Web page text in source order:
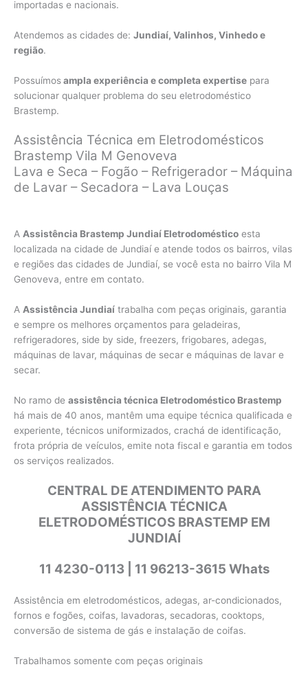
importadas e nacionais.
Atendemos as cidades de: Jundiaí, Valinhos, Vinhedo e
região.
Possuímosampla experiência e completa expertise para
solucionar qualquer problema do seu eletrodoméstico
Brastemp.
Assistência Técnica em Eletrodomésticos
Brastemp Vila M Genoveva
Lava e Seca – Fogão – Refrigerador – Máquina
de Lavar – Secadora – Lava Louças
A Assistência Brastemp Jundiaí Eletrodoméstico esta
localizada na cidade de Jundiaí e atende todos os bairros, vilas
e regiões das cidades de Jundiaí, se você esta no bairro Vila M
Genoveva, entre em contato.
A Assistência Jundiaí trabalha com peças originais, garantia
e sempre os melhores orçamentos para geladeiras,
refrigeradores, side by side, freezers, frigobares, adegas,
máquinas de lavar, máquinas de secar e máquinas de lavar e
secar.
No ramo de assistência técnica Eletrodoméstico Brastemp
há mais de 40 anos, mantêm uma equipe técnica qualificada e
experiente, técnicos uniformizados, crachá de identificação,
frota própria de veículos, emite nota fiscal e garantia em todos
os serviços realizados.
CENTRAL DE ATENDIMENTO PARA
ASSISTÊNCIA TÉCNICA
ELETRODOMÉSTICOS BRASTEMP EM
JUNDIAÍ
11 4230-0113 | 11 96213-3615 Whats
Assistência em eletrodomésticos, adegas, ar-condicionados,
fornos e fogões, coifas, lavadoras, secadoras, cooktops,
conversão de sistema de gás e instalação de coifas.
Trabalhamos somente com peças originais